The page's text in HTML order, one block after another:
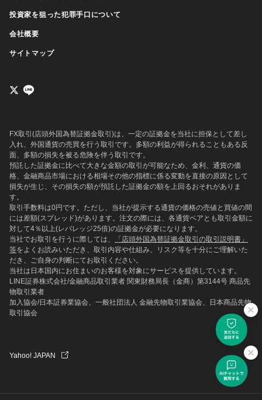
投資家を狙った犯罪手口について
会社概要
サイトマップ
FX取引(店頭外国為替証拠金取引)は、一定の証拠金を当社に担保として差し
入れ、外国通貨の売買を行う取引です。多額の利益が得られることもある反
面、多額の損失を被る危険を伴う取引です。
預託した証拠金に比べて大きな金額の取引が可能なため、金利、通貨の価
格、金融商品市場における相場その他の指標に係る変動を直接の原因として
損失が生じ、その損失の額が預託した証拠金の額を上回るおそれがありま
す。
取引手数料は0円です。ただし、当社が提示する通貨の価格の売値と買値の間
には差額(スプレッド)があります。注文の際には、各通貨ペアとも取引金額に
対して4％以上(レバレッジ25倍)の証拠金が必要になります。
当社でお取引を行うに際しては、
「店頭外国為替証拠金取引の取引説明書」
等をよくお読みいただき、取引内容や仕組み、リスク等を十分にご理解いた
だき、ご自身の判断にてお取引ください。
当社は日本国内にお住まいのお客様を対象にサービスを提供しています。
LINE証券株式会社/金融商品取引業者 関東財務局長（金商）第3144号 商品先
物取引業者
加入協会/日本証券業協会、一般社団法人 金融先物取引業協会、日本商品先物
取引協会
Yahoo! JAPAN